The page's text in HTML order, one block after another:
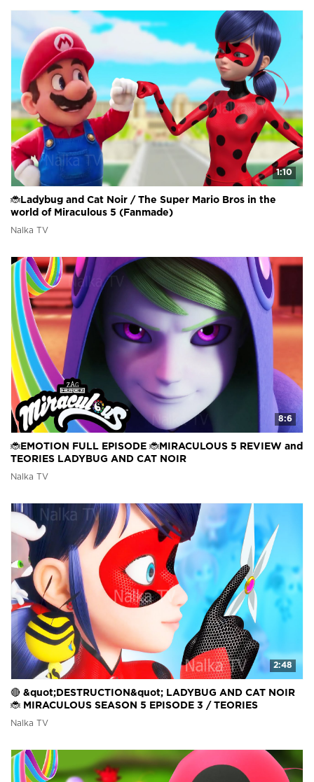
1:10
🐞Ladybug and Cat Noir / The Super Mario Bros in the
world of Miraculous 5 (Fanmade)
Nalka TV
8:6
🐞EMOTION FULL EPISODE 🐞MIRACULOUS 5 REVIEW and
TEORIES LADYBUG AND CAT NOIR
Nalka TV
2:48
🔴 &quot;DESTRUCTION&quot; LADYBUG AND CAT NOIR
🐞 MIRACULOUS SEASON 5 EPISODE 3 / TEORIES
Nalka TV